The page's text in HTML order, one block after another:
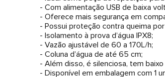
- Com alimentação USB de baixa
- Oferece mais segurança em
- Possui proteção contra queima
- Isolamento à prova d’água IPX8;
- Vazão ajustável de 60 a 170L/h;
- Coluna d’água de até 65 cm;
- Além disso, é silenciosa, tem
- Disponível em embalagem com 1